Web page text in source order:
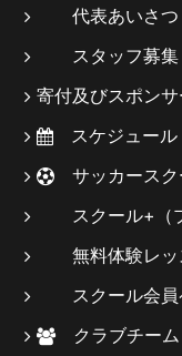
代表あいさつ
スタッフ募集
寄付及びスポン
スケジュール
サッカースク
スクール+（プ
無料体験レッ
スクール会員
クラブチーム